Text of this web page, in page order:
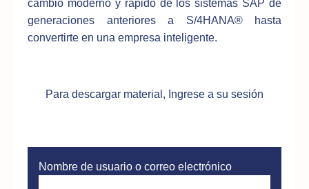
cambio moderno y rápido de los sistemas SAP de
generaciones anteriores a S/4HANA® hasta
convertirte en una empresa inteligente.
Para descargar material, Ingrese a su sesión
Nombre de usuario o correo electrónico